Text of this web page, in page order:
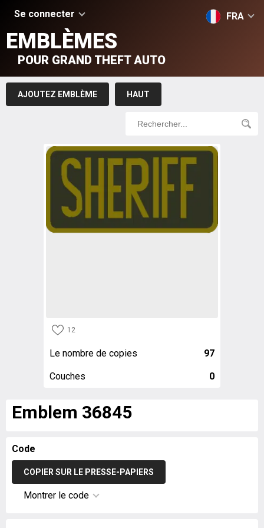
Se connecter FRA
EMBLÈMES
POUR GRAND THEFT AUTO
AJOUTEZ EMBLÈME HAUT
12
Le nombre de copies 97
Couches 0
Emblem 36845
Code
COPIER SUR LE PRESSE-PAPIERS
Montrer le code